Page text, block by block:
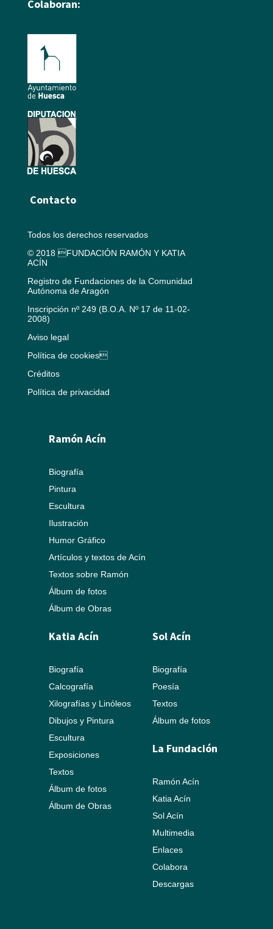
Colaboran:
Contacto
Todos los derechos reservados
© 2018 FUNDACIÓN RAMÓN Y KATIA
ACÍN
Registro de Fundaciones de la Comunidad
Autónoma de Aragón
Inscripción nº 249 (B.O.A. Nº 17 de 11-02-
2008)
Aviso legal
Política de cookies
Créditos
Política de privacidad
Ramón Acín
Biografía
Pintura
Escultura
Ilustración
Humor Gráfico
Artículos y textos de Acín
Textos sobre Ramón
Álbum de fotos
Álbum de Obras
Katia Acín
Biografía
Calcografía
Xilografías y Linóleos
Dibujos y Pintura
Escultura
Exposiciones
Textos
Álbum de fotos
Álbum de Obras
Sol Acín
Biografía
Poesía
Textos
Álbum de fotos
La Fundación
Ramón Acín
Katia Acín
Sol Acín
Multimedia
Enlaces
Colabora
Descargas